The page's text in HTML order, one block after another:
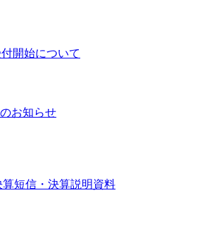
開始について
お知らせ
算短信・決算説明資料